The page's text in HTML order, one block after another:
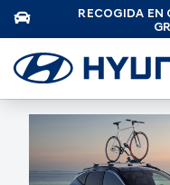
RECOGIDA EN